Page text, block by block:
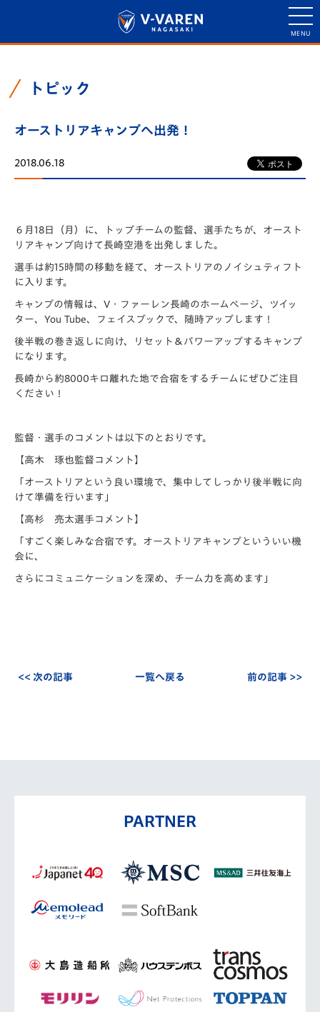
トピック
オーストリアキャンプへ出発！
2018.06.18
６月18日（月）に、トップチームの監督、選手たちが、オースト
リアキャンプ向けて長崎空港を出発しました。
選手は約15時間の移動を経て、オーストリアのノイシュティフト
に入ります。
キャンプの情報は、V・ファーレン長崎のホームページ、ツイッ
ター、You Tube、フェイスブックで、随時アップします！
後半戦の巻き返しに向け、リセット＆パワーアップするキャンプ
になります。
長崎から約8000キロ離れた地で合宿をするチームにぜひご注目
ください！
監督・選手のコメントは以下のとおりです。
【高木 琢也監督コメント】
「オーストリアという良い環境で、集中してしっかり後半戦に向
けて準備を行います」
【高杉 亮太選手コメント】
「すごく楽しみな合宿です。オーストリアキャンプといういい機
会に、
さらにコミュニケーションを深め、チーム力を高めます」
<< 次の記事 一覧へ戻る 前の記事 >>
PARTNER